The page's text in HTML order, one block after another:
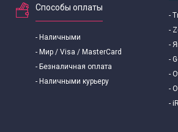
Экскурсии для
Способы оплаты
- Наличными
- Мир / Visa / MasterCard
- Безналичная оплата
- Наличными курьеру
-
-
-
-
-
-
-